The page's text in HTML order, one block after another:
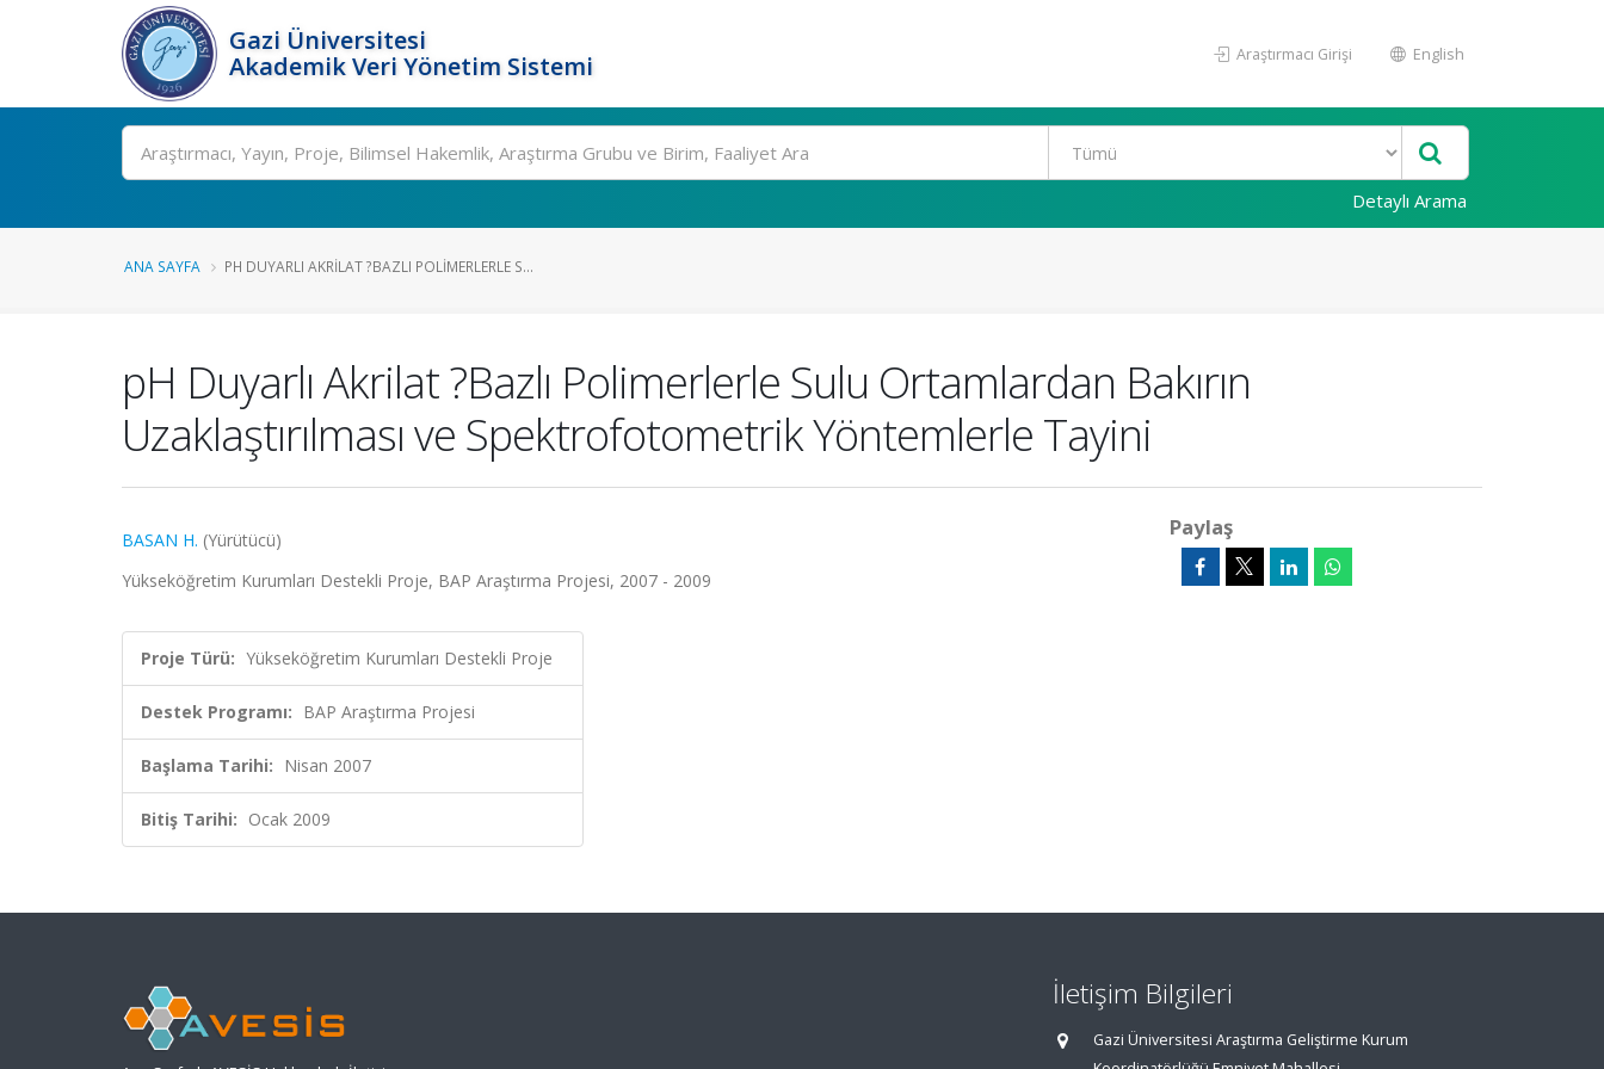
Gazi Üniversitesi
Akademik Veri Yönetim Sistemi
Araştırmacı Girişi English
Ara
Detaylı Arama
ANA SAYFA PH DUYARLI AKRILAT ?BAZLI POLIMERLERLE S...
pH Duyarlı Akrilat ?Bazlı Polimerlerle Sulu Ortamlardan Bakırın
Uzaklaştırılması ve Spektrofotometrik Yöntemlerle Tayini
BASAN H. (Yürütücü)
Yükseköğretim Kurumları Destekli Proje, BAP Araştırma Projesi, 2007 - 2009
Proje Türü: Yükseköğretim Kurumları Destekli Proje
Destek Programı: BAP Araştırma Projesi
Başlama Tarihi: Nisan 2007
Bitiş Tarihi: Ocak 2009
Paylaş
İletişim Bilgileri
Gazi Üniversitesi Araştırma Geliştirme Kurum